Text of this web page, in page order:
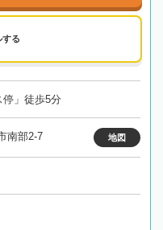
する
」徒歩5分
南部2-7 地図